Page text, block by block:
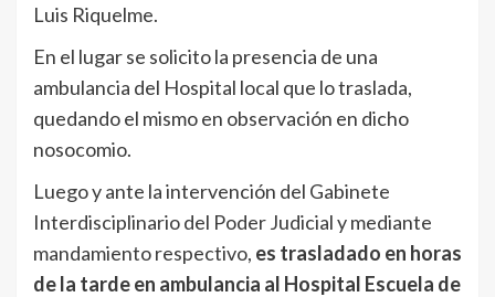
Luis Riquelme.
En el lugar se solicito la presencia de una
ambulancia del Hospital local que lo traslada,
quedando el mismo en observación en dicho
nosocomio.
Luego y ante la intervención del Gabinete
Interdisciplinario del Poder Judicial y mediante
mandamiento respectivo, es trasladado en horas
de la tarde en ambulancia al Hospital Escuela de